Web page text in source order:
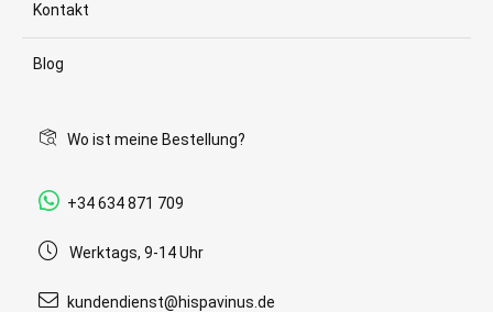
Kontakt
Blog
Wo ist meine Bestellung?
+34 634 871 709
Werktags, 9-14 Uhr
kundendienst@hispavinus.de